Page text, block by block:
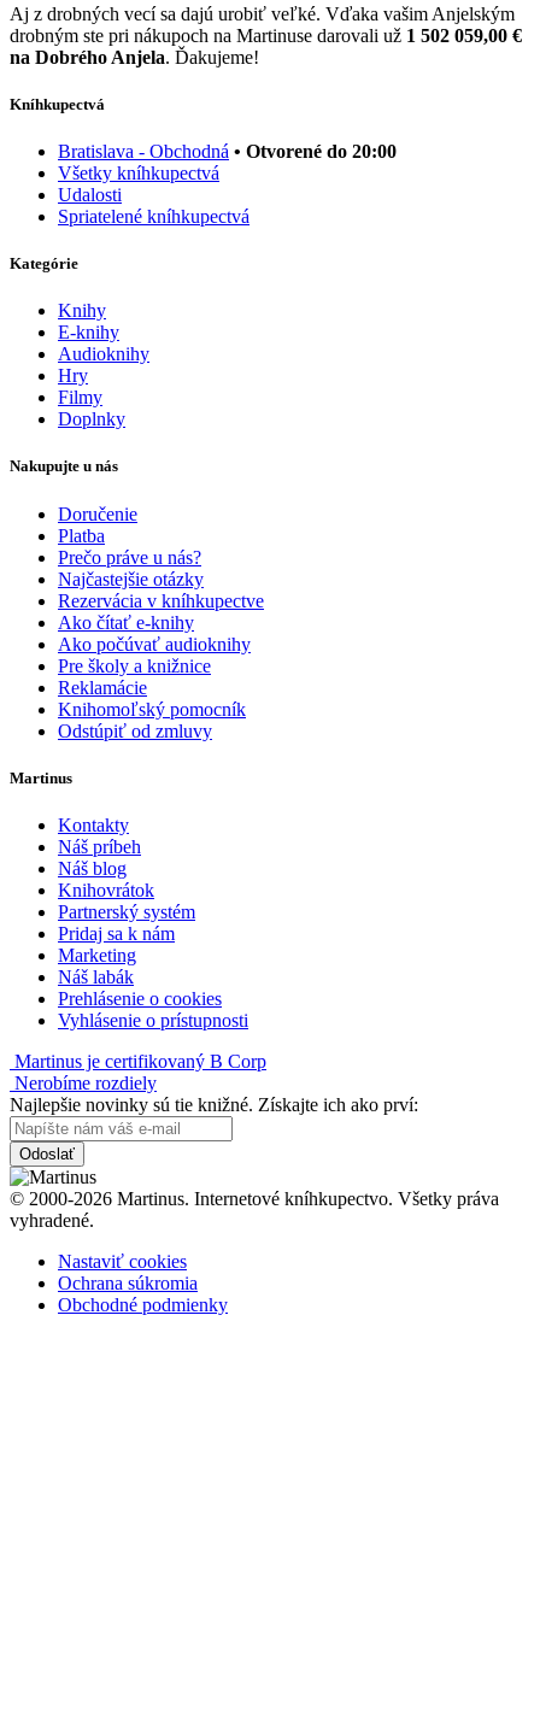
Aj z drobných vecí sa dajú urobiť veľké. Vďaka vašim Anjelským
drobným ste pri nákupoch na Martinuse darovali už 1 502 059,00 €
na Dobrého Anjela. Ďakujeme!
Kníhkupectvá
Bratislava - Obchodná • Otvorené do 20:00
Všetky kníhkupectvá
Udalosti
Spriatelené kníhkupectvá
Kategórie
Knihy
E-knihy
Audioknihy
Hry
Filmy
Doplnky
Nakupujte u nás
Doručenie
Platba
Prečo práve u nás?
Najčastejšie otázky
Rezervácia v kníhkupectve
Ako čítať e-knihy
Ako počúvať audioknihy
Pre školy a knižnice
Reklamácie
Knihomoľský pomocník
Odstúpiť od zmluvy
Martinus
Kontakty
Náš príbeh
Náš blog
Knihovrátok
Partnerský systém
Pridaj sa k nám
Marketing
Náš labák
Prehlásenie o cookies
Vyhlásenie o prístupnosti
Martinus je certifikovaný B Corp
Nerobíme rozdiely
Najlepšie novinky sú tie knižné. Získajte ich ako prví:
Odoslať
© 2000-2026 Martinus. Internetové kníhkupectvo. Všetky práva
vyhradené.
Nastaviť cookies
Ochrana súkromia
Obchodné podmienky